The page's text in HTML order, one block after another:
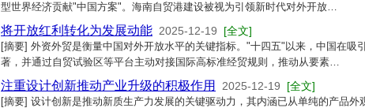
型世界经济贡献"中国方案"。海南自贸港建设被视为引领新时代对外开放…
将开放红利转化为发展动能 2025-12-19 [全文]
[摘要] 外资外贸是衡量中国对外开放水平的关键指标。"十四五"以来，中国在吸
著，并通过自贸试验区等平台主动对接国际高标准经贸规则，推动从要素…
注重设计创新推动产业升级的积极作用 2025-12-19 [全文]
[摘要] 设计创新是推动新质生产力发展的关键驱动力，其内涵已从单纯的产品外